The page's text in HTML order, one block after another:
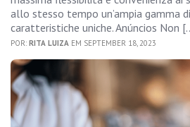
allo stesso tempo un’ampia gamma
caratteristiche uniche. Anúncios Non
POR: RITA LUIZA EM SEPTEMBER 18, 2023